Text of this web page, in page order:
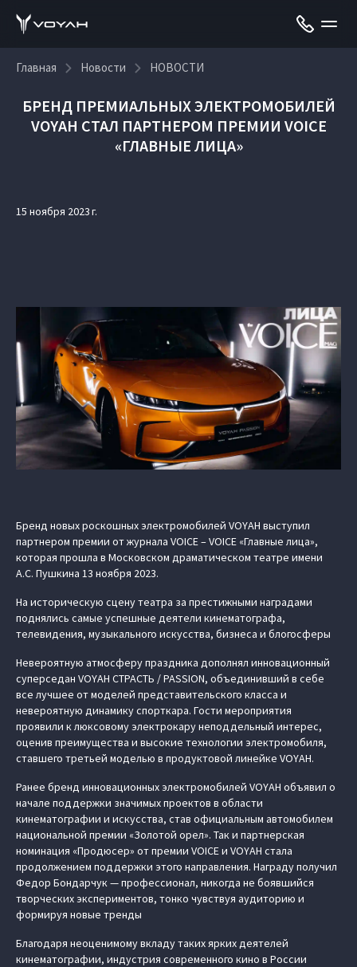
Главная Новости НОВОСТИ
БРЕНД ПРЕМИАЛЬНЫХ ЭЛЕКТРОМОБИЛЕЙ
VOYAH СТАЛ ПАРТНЕРОМ ПРЕМИИ VOICE
«ГЛАВНЫЕ ЛИЦА»
15 ноября 2023 г.
Бренд новых роскошных электромобилей VOYAH выступил
партнером премии от журнала VOICE – VOICE «Главные лица»,
которая прошла в Московском драматическом театре имени
А.С. Пушкина 13 ноября 2023.
На историческую сцену театра за престижными наградами
поднялись самые успешные деятели кинематографа,
телевидения, музыкального искусства, бизнеса и блогосферы
Невероятную атмосферу праздника дополнял инновационный
суперседан VOYAH СТРАСТЬ / PASSION, объединивший в себе
все лучшее от моделей представительского класса и
невероятную динамику спорткара. Гости мероприятия
проявили к люксовому электрокару неподдельный интерес,
оценив преимущества и высокие технологии электромобиля,
ставшего третьей моделью в продуктовой линейке VOYAH.
Ранее бренд инновационных электромобилей VOYAH объявил о
начале поддержки значимых проектов в области
кинематографии и искусства, став официальным автомобилем
национальной премии «Золотой орел». Так и партнерская
номинация «Продюсер» от премии VOICE и VOYAH стала
продолжением поддержки этого направления. Награду получил
Федор Бондарчук — профессионал, никогда не боявшийся
творческих экспериментов, тонко чувствуя аудиторию и
формируя новые тренды
Благодаря неоценимому вкладу таких ярких деятелей
кинематографии, индустрия современного кино в России